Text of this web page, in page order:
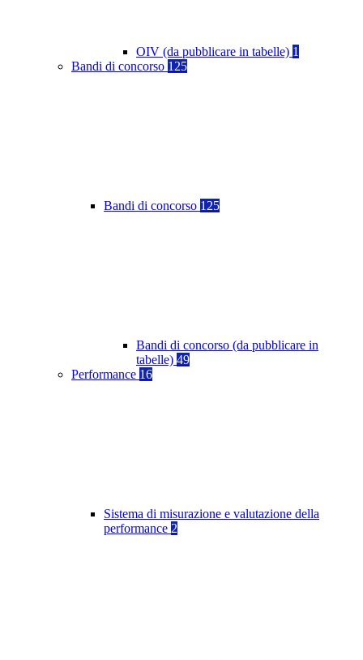
OIV (da pubblicare in tabelle) 1
Bandi di concorso 125
Bandi di concorso 125
Bandi di concorso (da pubblicare in
tabelle) 49
Performance 16
Sistema di misurazione e valutazione della
performance 2